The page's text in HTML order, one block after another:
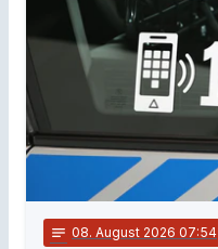
notes 08. August 2026 07:54